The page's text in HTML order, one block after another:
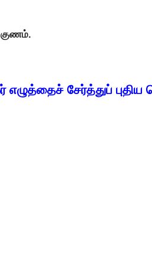
குணம்.
சேர்த்துப் புதிய